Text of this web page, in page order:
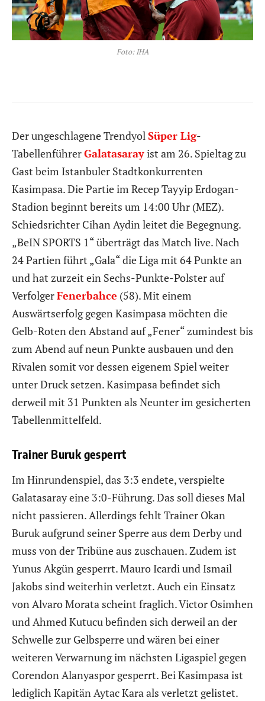
Foto: IHA
Der ungeschlagene Trendyol Süper Lig-
TabellenführerGalatasarayist am 26. Spieltag zu
Gast beim Istanbuler Stadtkonkurrenten
Kasimpasa. Die Partie im Recep Tayyip Erdogan-
Stadion beginnt bereits um 14:00 Uhr (MEZ).
Schiedsrichter Cihan Aydin leitet die Begegnung.
„BeIN SPORTS 1“ überträgt das Match live. Nach
24 Partien führt „Gala“ die Liga mit 64 Punkte an
und hat zurzeit ein Sechs-Punkte-Polster auf
VerfolgerFenerbahce (58). Mit einem
Auswärtserfolg gegen Kasimpasa möchten die
Gelb-Roten den Abstand auf „Fener“ zumindest bis
zum Abend auf neun Punkte ausbauen und den
Rivalen somit vor dessen eigenem Spiel weiter
unter Druck setzen. Kasimpasa befindet sich
derweil mit 31 Punkten als Neunter im gesicherten
Tabellenmittelfeld.
Trainer Buruk gesperrt
Im Hinrundenspiel, das 3:3 endete, verspielte
Galatasaray eine 3:0-Führung. Das soll dieses Mal
nicht passieren. Allerdings fehlt Trainer Okan
Buruk aufgrund seiner Sperre aus dem Derby und
muss von der Tribüne aus zuschauen. Zudem ist
Yunus Akgün gesperrt. Mauro Icardi und Ismail
Jakobs sind weiterhin verletzt. Auch ein Einsatz
von Alvaro Morata scheint fraglich. Victor Osimhen
und Ahmed Kutucu befinden sich derweil an der
Schwelle zur Gelbsperre und wären bei einer
weiteren Verwarnung im nächsten Ligaspiel gegen
Corendon Alanyaspor gesperrt. Bei Kasimpasa ist
lediglich Kapitän Aytac Kara als verletzt gelistet.